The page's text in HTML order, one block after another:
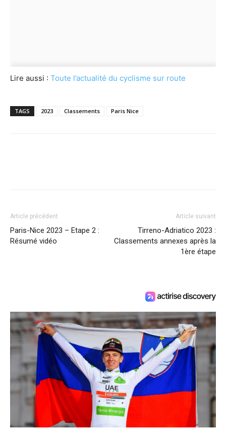
Lire aussi : Toute l’actualité du cyclisme sur route
TAGS 2023 Classements Paris Nice
Article précédent
Paris-Nice 2023 – Etape 2 :
Résumé vidéo
Article suivant
Tirreno-Adriatico 2023 :
Classements annexes après la
1ère étape